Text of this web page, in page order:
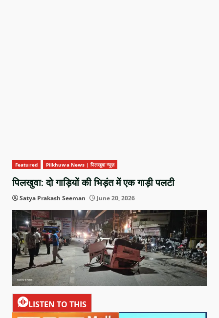
Featured Pilkhuwa News | पिलखुवा न्यूज़
पिलखुवा: दो गाड़ियों की भिड़ंत में एक गाड़ी पलटी
Satya Prakash Seeman June 20, 2026
LISTEN TO THIS